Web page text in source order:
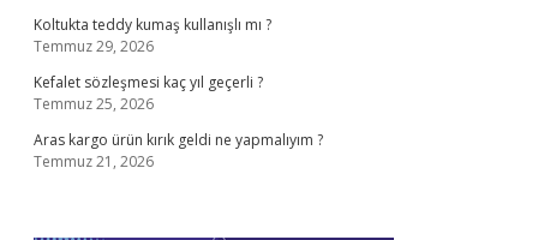
Koltukta teddy kumaş kullanışlı mı ?
Temmuz 29, 2026
Kefalet sözleşmesi kaç yıl geçerli ?
Temmuz 25, 2026
Aras kargo ürün kırık geldi ne yapmalıyım ?
Temmuz 21, 2026